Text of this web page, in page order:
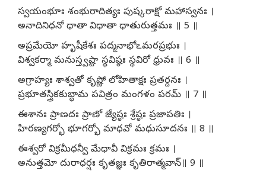
స్వయంభూః శంభురాదిత్యః పుష్కరాక్షో మహాస్వనః ।
అనాదినిధనో ధాతా విధాతా ధాతురుత్తమః ॥ 5 ॥
అప్రమేయో హృషీకేశః పద్మనాభోఽమరప్రభుః ।
విశ్వకర్మా మనుస్త్వష్టా స్థవిష్ఠః స్థవిరో ధ్రువః ॥ 6 ॥
అగ్రాహ్యః శాశ్వతో కృష్ణో లోహితాక్షః ప్రతర్దనః ।
ప్రభూతస్త్రికకుబ్ధామ పవిత్రం మంగళం పరమ్ ॥ 7 ॥
ఈశానః ప్రాణదః ప్రాణో జ్యేష్ఠః శ్రేష్ఠః ప్రజాపతిః ।
హిరణ్యగర్భో భూగర్భో మాధవో మధుసూదనః ॥ 8 ॥
ఈశ్వరో విక్రమీధన్వీ మేధావీ విక్రమః క్రమః ।
అనుత్తమో దురాధర్షః కృతజ్ఞః కృతిరాత్మవాన్॥ 9 ॥